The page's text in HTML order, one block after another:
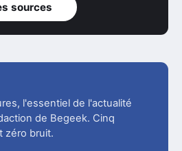
sources
l'essentiel de l'actualité
de Begeek. Cinq
zéro bruit.